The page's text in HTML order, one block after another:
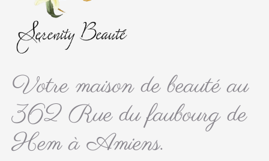
Votre maison de beauté au
362 Rue du faubourg de
Hem à Amiens.